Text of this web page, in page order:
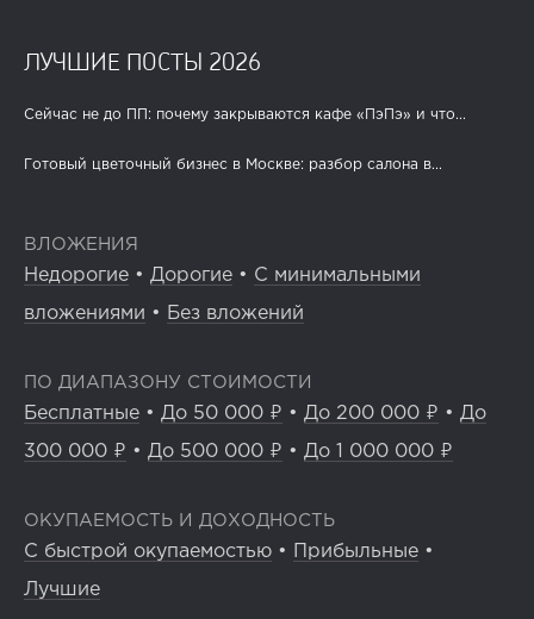
ЛУЧШИЕ ПОСТЫ 2026
Сейчас не до ПП: почему закрываются кафе «ПэПэ» и что...
Готовый цветочный бизнес в Москве: разбор салона в...
ВЛОЖЕНИЯ
Недорогие • Дорогие • С минимальными
вложениями • Без вложений
ПО ДИАПАЗОНУ СТОИМОСТИ
Бесплатные • До 50 000 ₽ • До 200 000 ₽ • До
300 000 ₽ • До 500 000 ₽ • До 1 000 000 ₽
ОКУПАЕМОСТЬ И ДОХОДНОСТЬ
С быстрой окупаемостью • Прибыльные •
Лучшие